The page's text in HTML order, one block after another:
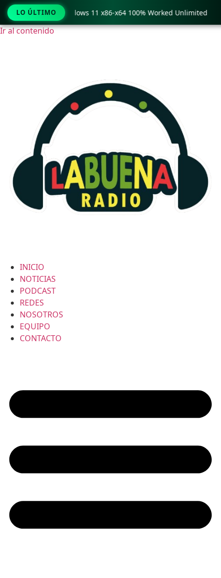
Ir al contenido
INICIO
NOTICIAS
PODCAST
REDES
NOSOTROS
EQUIPO
CONTACTO
LO ÚLTIMO
Pro Crack only Windows 11 x86-x64 100% Worked Unlimited